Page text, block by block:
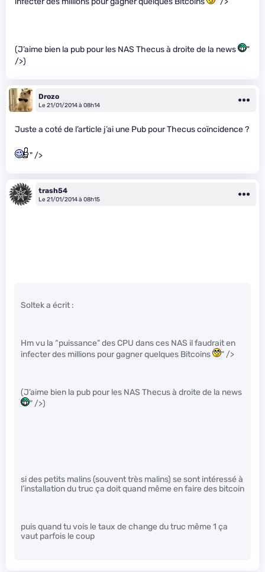
(J’aime bien la pub pour les NAS Thecus à droite de la news
"
/>)
Drozo
Le 21/01/2014 à 08h14
Juste a coté de l’article j’ai une Pub pour Thecus coïncidence ?
" />
trash54
Le 21/01/2014 à 08h15
Soltek a écrit :
Hm vu la “puissance” des CPU dans ces NAS il faudrait en
infecter des millions pour gagner quelques Bitcoins
" />
(J’aime bien la pub pour les NAS Thecus à droite de la news
" />)
si des petits malins (souvent très malins) se sont intéressé à
l’installation du truc ça doit quand même en faire des bitcoin
puis quand tu vois le taux de change du truc même 1 ça
vaut parfois le coup